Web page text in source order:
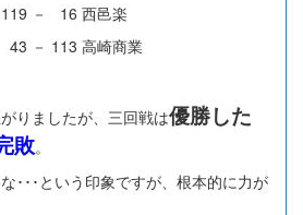
－ 16 西邑楽
－ 113 高崎商業
りましたが、三回戦は優勝した
敗。
･･･という印象ですが、根本的に力が